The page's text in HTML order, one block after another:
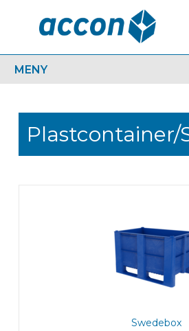
Plastcontainer/
Swedebox
MENY